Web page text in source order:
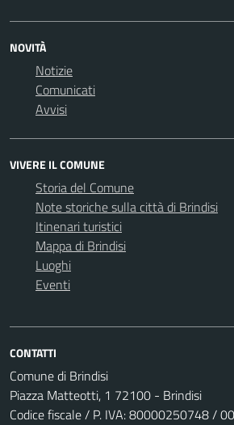
NOVITÀ
Notizie
Comunicati
Avvisi
VIVERE IL COMUNE
Storia del Comune
Note storiche sulla città di Brindisi
Itinenari turistici
Mappa di Brindisi
Luoghi
Eventi
CONTATTI
Comune di Brindisi
Piazza Matteotti, 1 72100 - Brindisi
Codice fiscale / P. IVA: 80000250748 /